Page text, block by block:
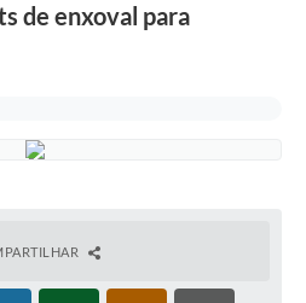
de enxoval para